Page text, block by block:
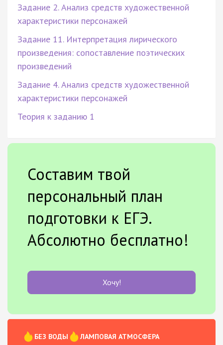
Задание 2. Анализ средств художественной
характеристики персонажей
Задание 11. Интерпретация лирического
произведения: сопоставление поэтических
произведений
Задание 4. Анализ средств художественной
характеристики персонажей
Теория к заданию 1
Составим твой
персональный план
подготовки к ЕГЭ.
Абсолютно бесплатно!
Хочу!
БЕЗ ВОДЫ
ЛАМПОВАЯ АТМОСФЕРА